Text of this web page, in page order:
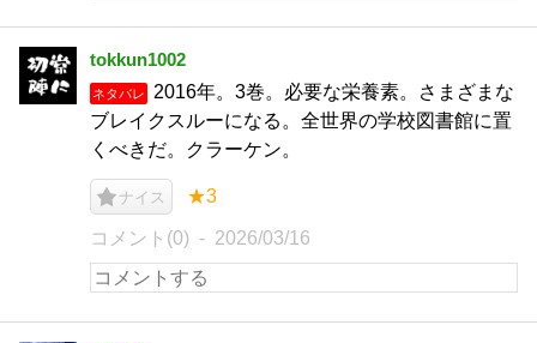
tokkun1002
ネタバレ
2016年。3巻。必要な栄養素。さまざまな
ブレイクスルーになる。全世界の学校図書館に置
くべきだ。クラーケン。
ナイス ★3
コメント(0) 2026/03/16